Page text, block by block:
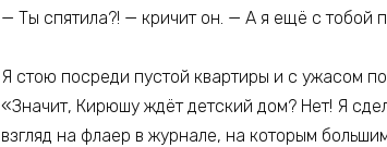
— Ты спятила?! — кричит он. — А я ещё с
Я стою посреди пустой квартиры и с ужасом
«Значит, Кирюшу ждёт детский дом? Нет! Я
взгляд на флаер в журнале, на которым